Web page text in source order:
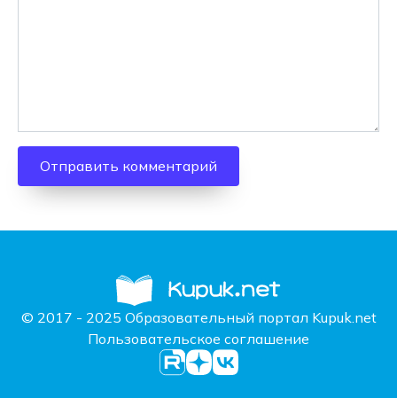
© 2017 - 2025 Образовательный портал Kupuk.net
Пользовательское соглашение